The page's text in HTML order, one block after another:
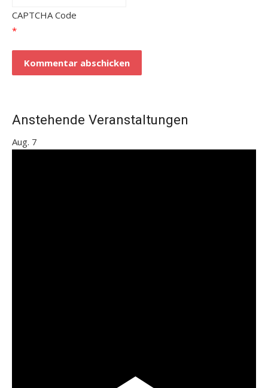
CAPTCHA Code
*
Anstehende Veranstaltungen
Aug. 7